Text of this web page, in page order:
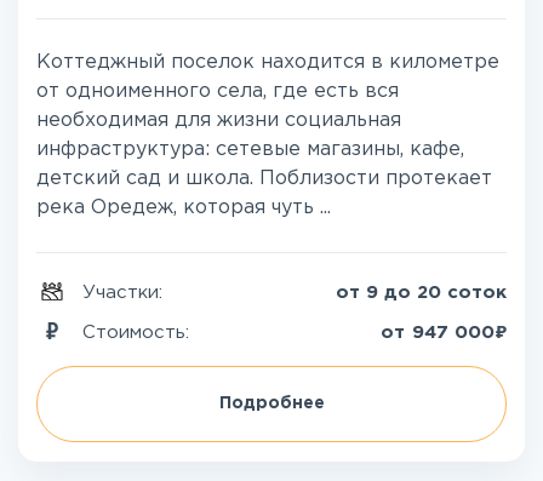
Коттеджный поселок находится в километре
от одноименного села, где есть вся
необходимая для жизни социальная
инфраструктура: сетевые магазины, кафе,
детский сад и школа. Поблизости протекает
река Оредеж, которая чуть ...
Участки: от 9 до 20 соток
Стоимость: от 947 000₽
Подробнее